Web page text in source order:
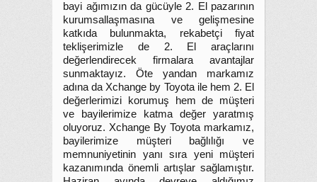
bayi ağımızın da gücüyle 2. El pazarının
kurumsallaşmasına ve gelişmesine
katkıda bulunmakta, rekabetçi fiyat
teklişerimizle de 2. El araçlarını
değerlendirecek firmalara avantajlar
sunmaktayız. Öte yandan markamız
adına da Xchange by Toyota ile hem 2. El
değerlerimizi korumuş hem de müşteri
ve bayilerimize katma değer yaratmış
oluyoruz. Xchange By Toyota markamız,
bayilerimize müşteri bağlılığı ve
memnuniyetinin yanı sıra yeni müşteri
kazanımında önemli artışlar sağlamıştır.